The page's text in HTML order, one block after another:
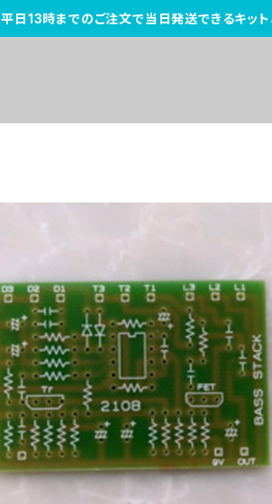
平日13時までのご注文で当日発送できるキット